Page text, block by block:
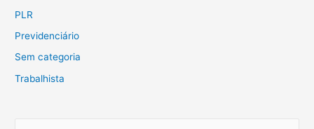
PLR
Previdenciário
Sem categoria
Trabalhista